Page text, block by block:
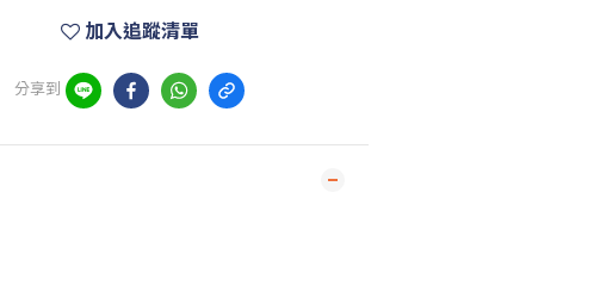
加入追蹤清單
分享到